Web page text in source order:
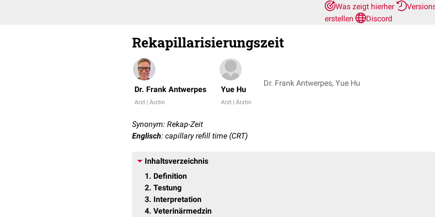
Was zeigt hierher
erstellen
Discord
Rekapillarisierungszeit
Dr. Frank Antwerpes
Arzt | Ärztin
Yue Hu
Arzt | Ärztin
Dr. Frank Antwerpes, Yue Hu
Synonym: Rekap-Zeit
Englisch: capillary refill time (CRT)
Inhaltsverzeichnis
1
Definition
2 Testung
3 Interpretation
4 Veterinärmedzin